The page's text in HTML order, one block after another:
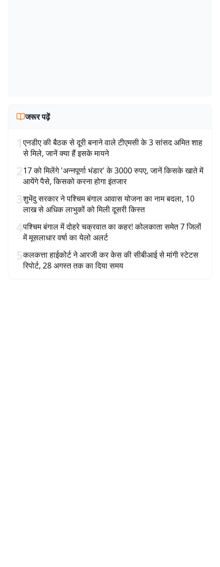
जरूर पढ़ें
1एनडीए की बैठक से दूरी बनाने वाले टीएमसी के 3 सांसद अमित शाह
से मिले, जानें क्या हैं इसके मायने
217 को मिलेंगे 'अन्नपूर्णा भंडार' के 3000 रुपए, जानें किसके खाते में
आयेंगे पैसे, किसको करना होगा इंतजार
3शुभेंदु सरकार ने पश्चिम बंगाल आवास योजना का नाम बदला, 10
लाख से अधिक लाभुकों को मिली दूसरी किस्त
4पश्चिम बंगाल में दोहरे चक्रवात का कहर! कोलकाता समेत 7 जिलों
में मूसलाधार वर्षा का येलो अलर्ट
5कलकत्ता हाईकोर्ट ने आरजी कर केस की सीबीआई से मांगी स्टेटस
रिपोर्ट, 28 अगस्त तक का दिया समय